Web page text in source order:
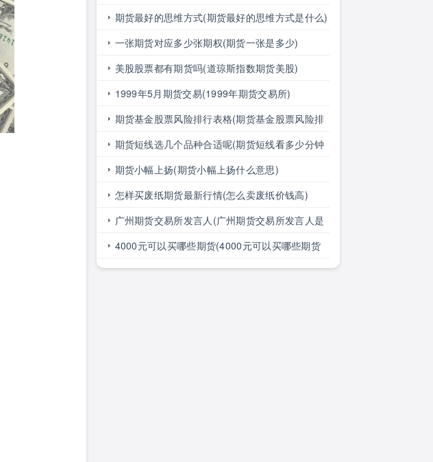
钱明细表)
期货最好的思维方式(期货最好的思维方式是什么)
一张期货对应多少张期权(期货一张是多少)
美股股票都有期货吗(道琼斯指数期货美股)
1999年5月期货交易(1999年期货交易所)
期货基金股票风险排行表格(期货基金股票风险排
行表格图)
期货短线选几个品种合适呢(期货短线看多少分钟
线)
期货小幅上扬(期货小幅上扬什么意思)
怎样买废纸期货最新行情(怎么卖废纸价钱高)
广州期货交易所发言人(广州期货交易所发言人是
谁)
4000元可以买哪些期货(4000元可以买哪些期货
呢)